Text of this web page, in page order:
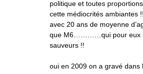
politique et toutes
cette médiocrités ambiantes
avec 20 ans de moyenne
que M6…………qui pour eux
sauveurs !!
oui en 2009 on a gravé dans